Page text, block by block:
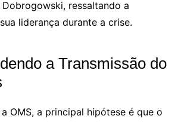
ressaltando a
liderança durante a crise.
a Transmissão do
OMS, a principal hipótese é que o